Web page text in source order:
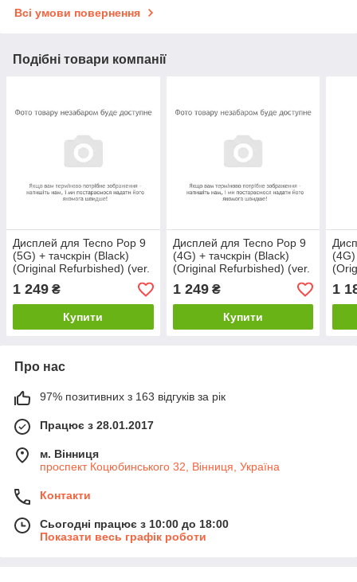
Всі умови повернення
Подібні товари компанії
Дисплей для Tecno Pop 9
(5G) + тачскрін (Black)
(Original Refurbished) (ver.
TXD)
1 249 ₴
Купити
Дисплей для Tecno Pop 9
(4G) + тачскрін (Black)
(Original Refurbished) (ver.
TXD)
1 249₴
Купити
(4G)
1
Про нас
97% позитивних з 163 відгуків за рік
Працює з 28.01.2017
м. Вінниця
проспект Коцюбинського 32, Вінниця, Україна
Контакти
Сьогодні працює з 10:00 до 18:00
Показати весь графік роботи